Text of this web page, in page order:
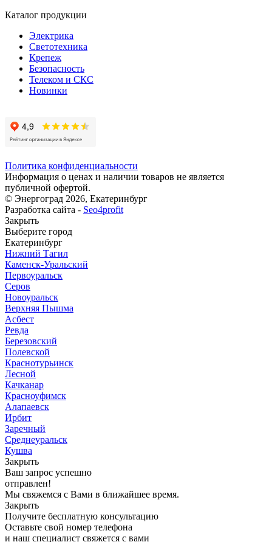
Каталог продукции
Электрика
Светотехника
Крепеж
Безопасность
Телеком и СКС
Новинки
Политика конфиденциальности
Информация о ценах и наличии товаров не является
публичной офертой.
© Энергоград 2026, Екатеринбург
Разработка сайта - Seo4profit
Закрыть
Выберите город
Екатеринбург
Нижний Тагил
Каменск-Уральский
Первоуральск
Серов
Новоуральск
Верхняя Пышма
Асбест
Ревда
Березовский
Полевской
Краснотурьинск
Лесной
Качканар
Красноуфимск
Алапаевск
Ирбит
Заречный
Среднеуральск
Кушва
Закрыть
Ваш запрос успешно
отправлен!
Мы свяжемся с Вами в ближайшее время.
Закрыть
Получите бесплатную консультацию
Оставьте свой номер телефона
и наш специалист свяжется с вами